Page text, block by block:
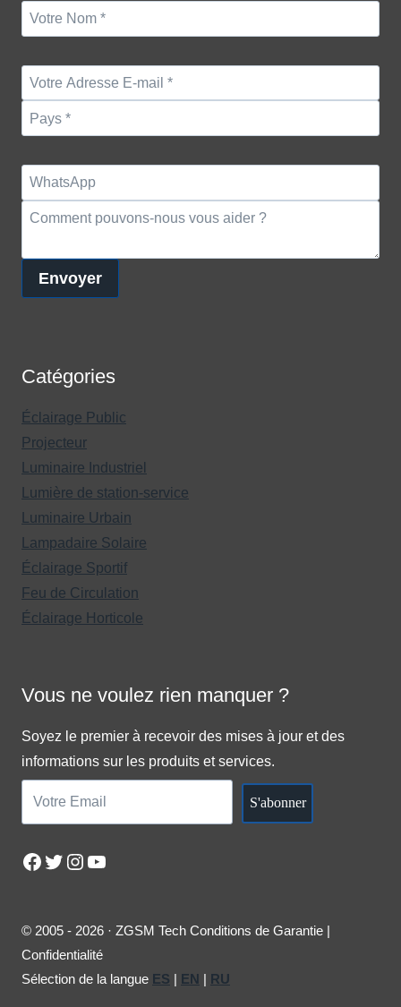
Envoyer
Catégories
Éclairage Public
Projecteur
Luminaire Industriel
Lumière de station-service
Luminaire Urbain
Lampadaire Solaire
Éclairage Sportif
Feu de Circulation
Éclairage Horticole
Vous ne voulez rien manquer ?
Soyez le premier à recevoir des mises à jour et des
informations sur les produits et services.
S'abonner
Facebook
Twitter
Instagram
YouTube
© 2005 - 2026 · ZGSM Tech Conditions de Garantie |
Confidentialité
Sélection de la langue ES | EN | RU